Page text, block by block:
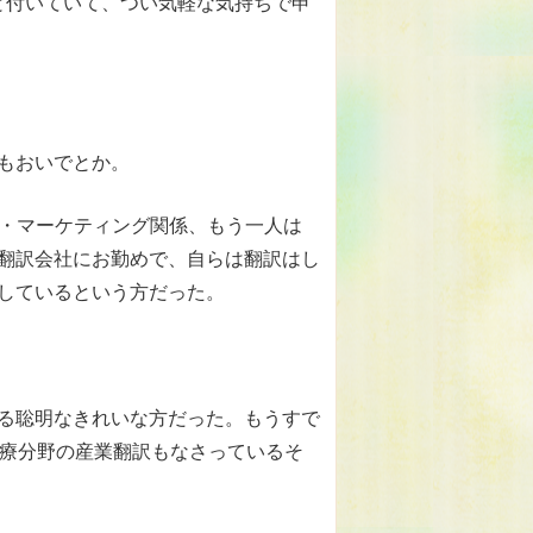
おいでとか。
マーケティング関係、もう一人は
訳会社にお勤めで、自らは翻訳はし
ているという方だった。
聡明なきれいな方だった。もうすで
分野の産業翻訳もなさっているそ